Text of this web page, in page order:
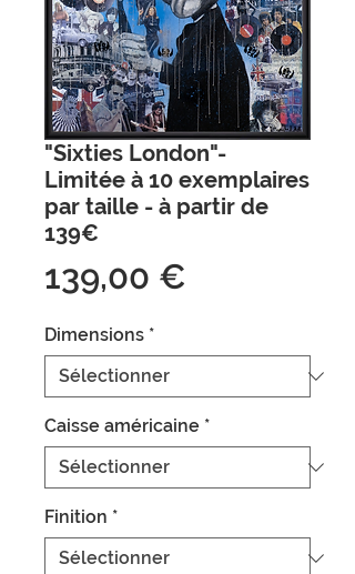
"Sixties London"-
Limitée à 10 exemplaires
par taille - à partir de
139€
139,00 €
Dimensions *
Caisse américaine *
Finition *